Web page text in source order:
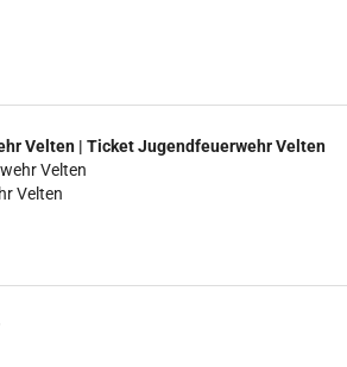
Velten | Ticket Jugendfeuerwehr Velten
Velten
Velten